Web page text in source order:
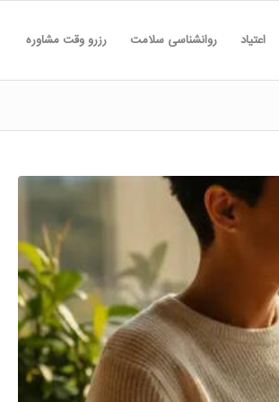
اعتیاد روانشناسی سلامت رزرو وقت مشاوره